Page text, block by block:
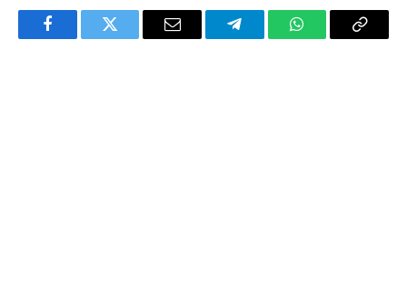
FacebookTwitter Email TelegramWhatsAppCopy